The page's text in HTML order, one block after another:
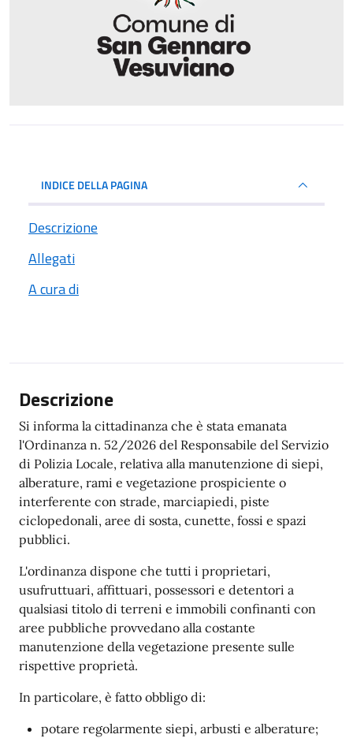
INDICE DELLA PAGINA
Descrizione
Allegati
A cura di
Descrizione
Si informa la cittadinanza che è stata emanata
l'Ordinanza n. 52/2026 del Responsabile del Servizio
di Polizia Locale, relativa alla manutenzione di siepi,
alberature, rami e vegetazione prospiciente o
interferente con strade, marciapiedi, piste
ciclopedonali, aree di sosta, cunette, fossi e spazi
pubblici.
L'ordinanza dispone che tutti i proprietari,
usufruttuari, affittuari, possessori e detentori a
qualsiasi titolo di terreni e immobili confinanti con
aree pubbliche provvedano alla costante
manutenzione della vegetazione presente sulle
rispettive proprietà.
In particolare, è fatto obbligo di:
potare regolarmente siepi, arbusti e alberature;